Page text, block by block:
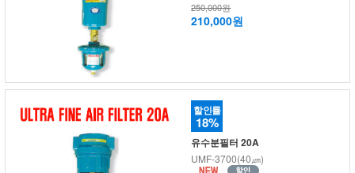
250,000원
210,000원
할인률
18%
유수분필터 20A
UMF-3700(40㎛)